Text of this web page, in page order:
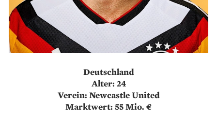
Deutschland
Alter: 24
Verein: Newcastle United
Marktwert: 55 Mio. €